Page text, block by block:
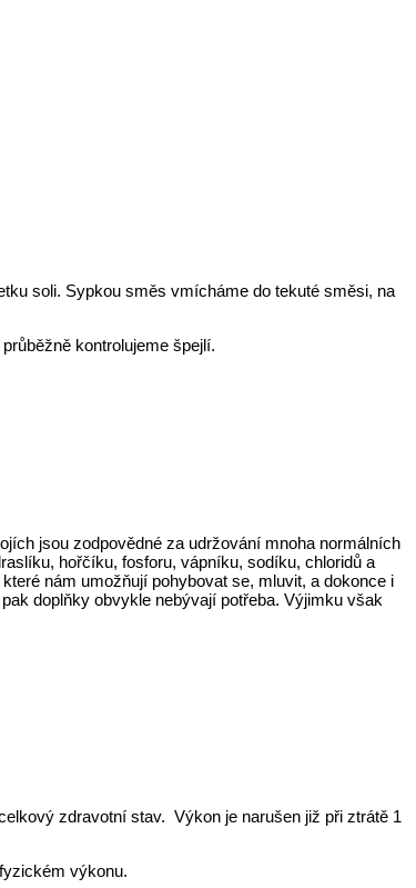
soli. Sypkou směs vmícháme do tekuté směsi, na
kontrolujeme špejlí.
jsou zodpovědné za udržování mnoha normálních
hořčíku, fosforu, vápníku, sodíku, chloridů a
nám umožňují pohybovat se, mluvit, a dokonce i
doplňky obvykle nebývají potřeba. Výjimku však
zdravotní stav. Výkon je narušen již při ztrátě 1
výkonu.